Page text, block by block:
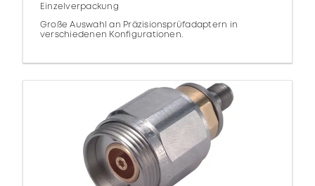
Einzelverpackung
Große Auswahl an Präzisionsprüfadaptern in
verschiedenen Konfigurationen.